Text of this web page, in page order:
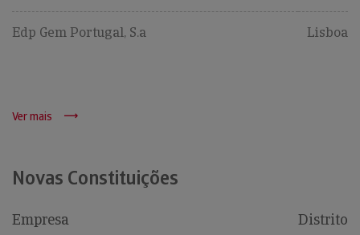
Edp Gem Portugal, S.a Lisboa
Ver mais
Novas Constituições
Empresa Distrito